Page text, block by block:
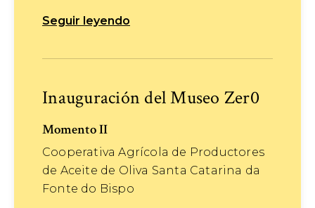
Seguir leyendo
Inauguración del Museo Zer0
Momento II
Cooperativa Agrícola de Productores
de Aceite de Oliva Santa Catarina da
Fonte do Bispo